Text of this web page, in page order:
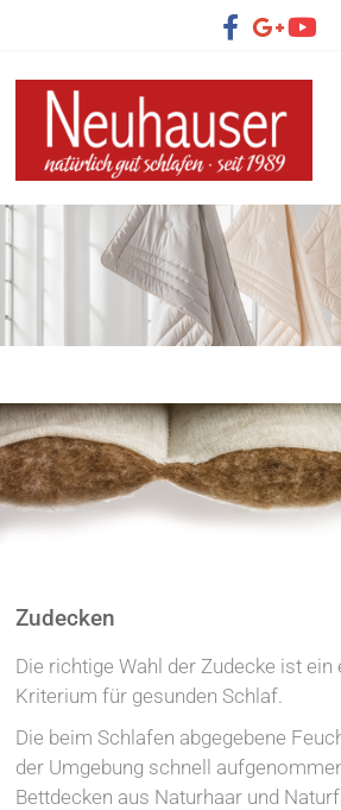
Zudecken
Die richtige Wahl der Zudecke ist ein
Kriterium für gesunden Schlaf.
Die beim Schlafen abgegebene
der Umgebung schnell
Bettdecken aus Naturhaar und